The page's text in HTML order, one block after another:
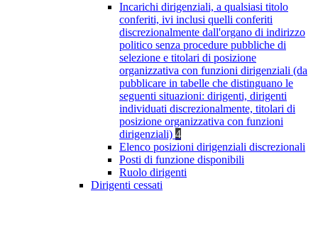
Incarichi dirigenziali, a qualsiasi titolo
conferiti, ivi inclusi quelli conferiti
discrezionalmente dall'organo di indirizzo
politico senza procedure pubbliche di
selezione e titolari di posizione
organizzativa con funzioni dirigenziali (da
pubblicare in tabelle che distinguano le
seguenti situazioni: dirigenti, dirigenti
individuati discrezionalmente, titolari di
posizione organizzativa con funzioni
dirigenziali) 4
Elenco posizioni dirigenziali discrezionali
Posti di funzione disponibili
Ruolo dirigenti
Dirigenti cessati